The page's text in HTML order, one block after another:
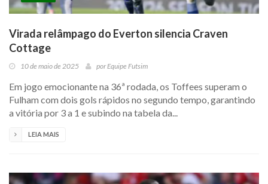
Virada relâmpago do Everton silencia Craven
Cottage
10 de maio de 2025 por Equipe Futsim
Em jogo emocionante na 36ª rodada, os Toffees superam o
Fulham com dois gols rápidos no segundo tempo, garantindo
a vitória por 3 a 1 e subindo na tabela da...
LEIA MAIS